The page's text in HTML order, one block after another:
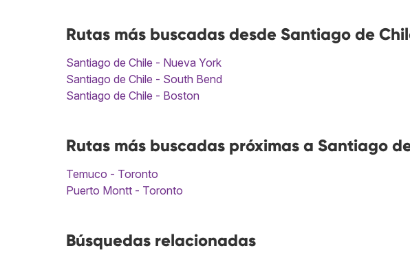
Rutas más buscadas desde Santiago de
Santiago de Chile - Nueva York
Santiago de Chile - South Bend
Santiago de Chile - Boston
Rutas más buscadas próximas a Santiago
Temuco - Toronto
Puerto Montt - Toronto
Búsquedas relacionadas